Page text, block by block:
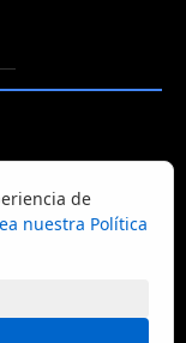
| Guía Completa
de
nuestra Política